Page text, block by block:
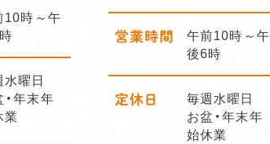
10時～午
水曜日
・年末年
業
営業時間
午前10時～午
後6時
定休日
毎週水曜日
お盆・年末年
始休業